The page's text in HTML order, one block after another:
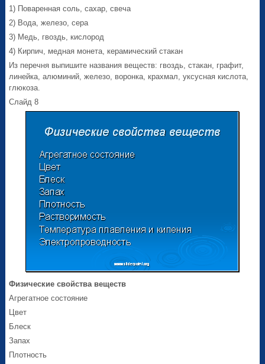
1) Поваренная соль, сахар, свеча
2) Вода, железо, сера
3) Медь, гвоздь, кислород
4) Кирпич, медная монета, керамический стакан
Из перечня выпишите названия веществ: гвоздь, стакан, графит,
линейка, алюминий, железо, воронка, крахмал, уксусная кислота,
глюкоза.
Слайд 8
Физические свойства веществ
Агрегатное состояние
Цвет
Блеск
Запах
Плотность